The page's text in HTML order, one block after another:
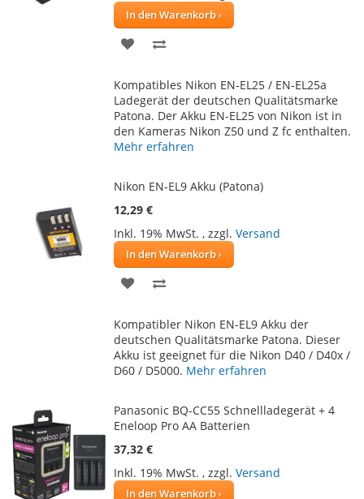
In den Warenkorb
ZUR
HINZUFÜGEN
HINZUFÜGEN
Kompatibles Nikon EN-EL25 / EN-EL25a
Ladegerät der deutschen Qualitätsmarke
Patona. Der Akku EN-EL25 von Nikon ist in
den Kameras Nikon Z50 und Z fc enthalten.
Mehr erfahren
Nikon EN-EL9 Akku (Patona)
12,29 €
Inkl. 19% MwSt. , zzgl. Versand
In den Warenkorb
ZUR
HINZUFÜGEN
HINZUFÜGEN
Kompatibler Nikon EN-EL9 Akku der
deutschen Qualitätsmarke Patona. Dieser
Akku ist geeignet für die Nikon D40 / D40x /
D60 / D5000. Mehr erfahren
Panasonic BQ-CC55 Schnellladegerät + 4
Eneloop Pro AA Batterien
37,32 €
Inkl. 19% MwSt. , zzgl. Versand
In den Warenkorb